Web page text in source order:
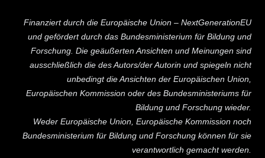
Finanziert durch die Europäische Union – NextGenerationEU
und gefördert durch das Bundesministerium für Bildung und
Forschung. Die geäußerten Ansichten und Meinungen sind
ausschließlich die des Autors/der Autorin und spiegeln nicht
unbedingt die Ansichten der Europäischen Union,
Europäischen Kommission oder des Bundesministeriums für
Bildung und Forschung wieder.
Weder Europäische Union, Europäische Kommission noch
Bundesministerium für Bildung und Forschung können für sie
verantwortlich gemacht werden.